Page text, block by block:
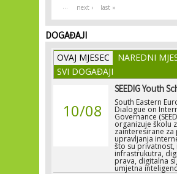
…
next › last »
DOGAĐAJI
OVAJ MJESEC
NAREDNI
SVI DOGAĐAJI
10/08
SEEDIG Youth
South Eastern
Dialogue on
Governance
organizuje školu
zainteresirane za
upravljanja
što su privatnost,
infrastrukutra,
prava, digitalna
umjetna